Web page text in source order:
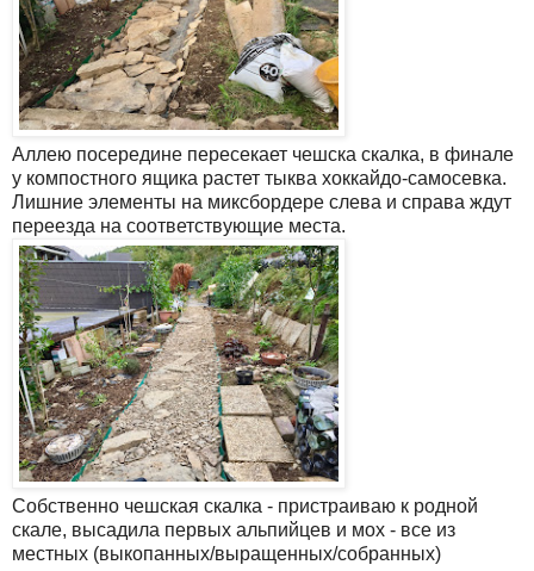
Аллею посередине пересекает чешска скалка, в финале
у компостного ящика растет тыква хоккайдо-самосевка.
Лишние элементы на миксбордере слева и справа ждут
переезда на соответствующие места.
Собственно чешская скалка - пристраиваю к родной
скале, высадила первых альпийцев и мох - все из
местных (выкопанных/выращенных/собранных)